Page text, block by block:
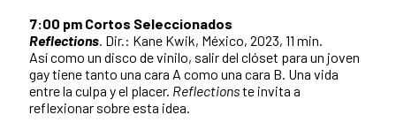
7:00 pm Cortos Seleccionados
Reflections . Dir.: Kane Kwik, México, 2023, 11 min.
Así como un disco de vinilo, salir del clóset para un joven
gay tiene tanto una cara A como una cara B. Una vida
entre la culpa y el placer. Reflectionste invita a
reflexionar sobre esta idea.